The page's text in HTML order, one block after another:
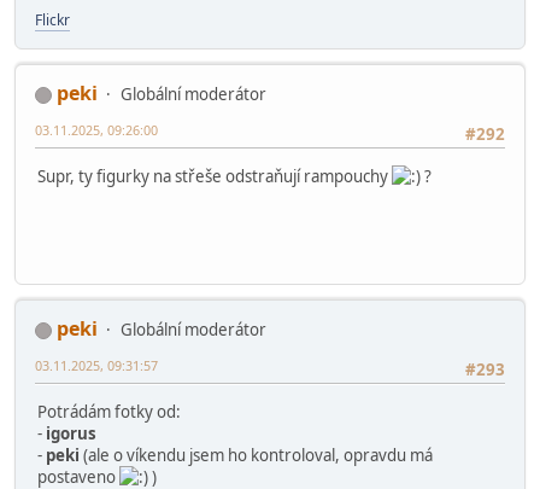
Flickr
peki
Globální moderátor
#292
03.11.2025, 09:26:00
Supr, ty figurky na střeše odstraňují rampouchy ?
peki
Globální moderátor
#293
03.11.2025, 09:31:57
Potrádám fotky od:
- igorus
- peki (ale o víkendu jsem ho kontroloval, opravdu má
postaveno
)